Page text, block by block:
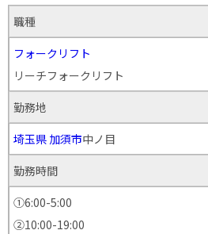
職種
フォークリフト
リーチフォークリフト
勤務地
埼玉県 加須市中ノ目
勤務時間
①6:00-5:00
②10:00-19:00